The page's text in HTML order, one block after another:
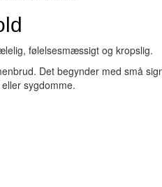
følelsesmæssigt og kropslig.
Det begynder med små
sygdomme.